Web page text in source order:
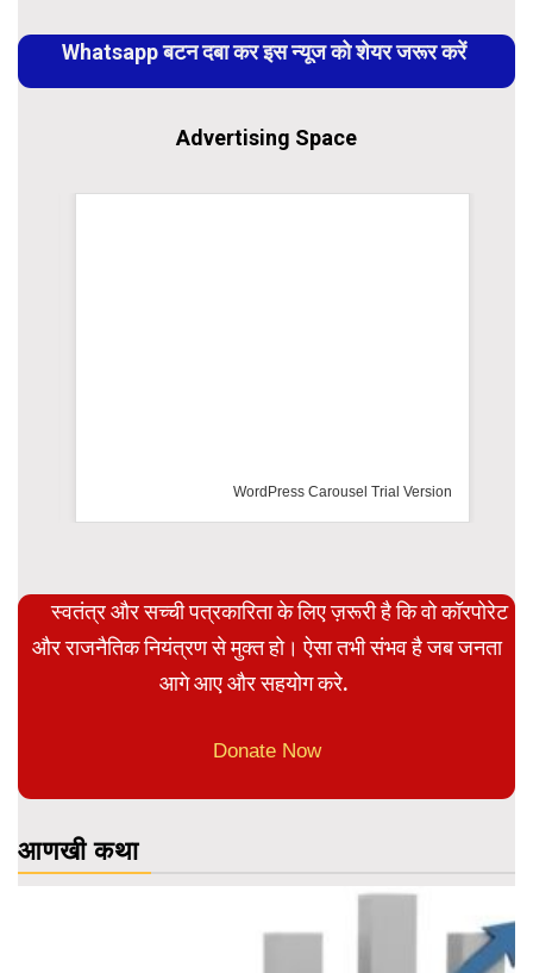
Reading
Whatsapp बटन दबा कर इस न्यूज को शेयर जरूर करें
Advertising Space
WordPress Carousel Trial Version
स्वतंत्र और सच्ची पत्रकारिता के लिए ज़रूरी है कि वो कॉरपोरेट
और राजनैतिक नियंत्रण से मुक्त हो। ऐसा तभी संभव है जब जनता
आगे आए और सहयोग करे.
Donate Now
आणखी कथा